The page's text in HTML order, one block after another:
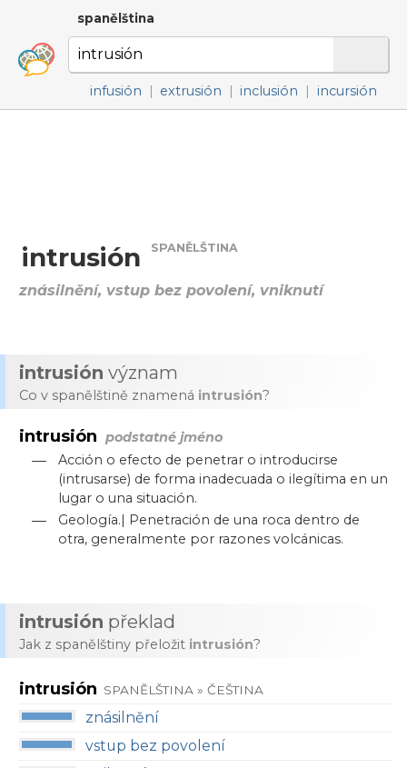
spanělština
infusión | extrusión | inclusión | incursión
intrusión SPANĚLŠTINA
znásilnění, vstup bez povolení, vniknutí
intrusión význam
Co v spanělštině znamená intrusión?
intrusión podstatné jméno
—
Acción o efecto de penetrar o introducirse
(intrusarse) de forma inadecuada o ilegítima en un
lugar o una situación.
—
Geología.| Penetración de una roca dentro de
otra, generalmente por razones volcánicas.
intrusión překlad
Jak z spanělštiny přeložit intrusión?
intrusión SPANĚLŠTINA » ČEŠTINA
znásilnění
vstup bez povolení